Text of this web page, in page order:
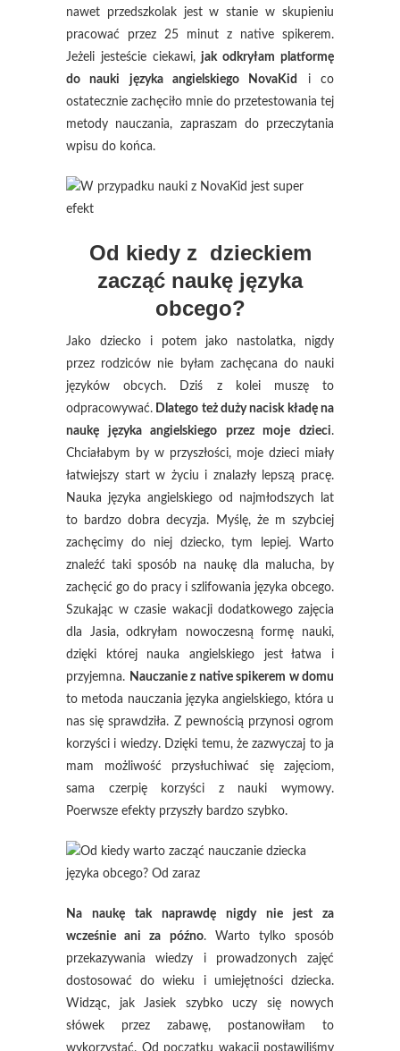
nawet przedszkolak jest w stanie w skupieniu
pracować przez 25 minut z native spikerem.
Jeżeli jesteście ciekawi, jak odkryłam platformę
do nauki języka angielskiego NovaKid
i co
ostatecznie zachęciło mnie do przetestowania tej
metody nauczania, zapraszam do przeczytania
wpisu do końca.
Od kiedy z dzieckiem
zacząć naukę języka
obcego?
Jako dziecko i potem jako nastolatka, nigdy
przez rodziców nie byłam zachęcana do nauki
języków obcych. Dziś z kolei muszę to
odpracowywać. Dlatego też duży nacisk kładę na
naukę języka angielskiego przez moje dzieci.
Chciałabym by w przyszłości, moje dzieci miały
łatwiejszy start w życiu i znalazły lepszą pracę.
Nauka języka angielskiego od najmłodszych lat
to bardzo dobra decyzja. Myślę, że m szybciej
zachęcimy do niej dziecko, tym lepiej. Warto
znaleźć taki sposób na naukę dla malucha, by
zachęcić go do pracy i szlifowania języka obcego.
Szukając w czasie wakacji dodatkowego zajęcia
dla Jasia, odkryłam nowoczesną formę nauki,
dzięki której nauka angielskiego jest łatwa i
przyjemna. Nauczanie z native spikerem w domu
to metoda nauczania języka angielskiego, która u
nas się sprawdziła. Z pewnością przynosi ogrom
korzyści i wiedzy. Dzięki temu, że zazwyczaj to ja
mam możliwość przysłuchiwać się zajęciom,
sama czerpię korzyści z nauki wymowy.
Poerwsze efekty przyszły bardzo szybko.
Na naukę tak naprawdę nigdy nie jest za
wcześnie ani za późno. Warto tylko sposób
przekazywania wiedzy i prowadzonych zajęć
dostosować do wieku i umiejętności dziecka.
Widząc, jak Jasiek szybko uczy się nowych
słówek przez zabawę, postanowiłam to
wykorzystać. Od początku wakacji postawiliśmy